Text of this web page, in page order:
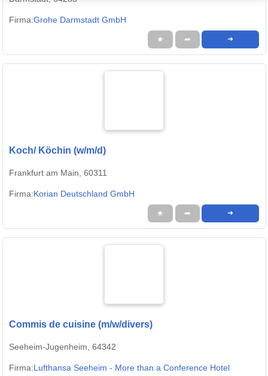
Firma:Grohe Darmstadt GmbH
★ ➦ ➜
Koch/ Köchin (w/m/d)
Frankfurt am Main, 60311
Firma:Korian Deutschland GmbH
★ ➦ ➜
Commis de cuisine (m/w/divers)
Seeheim-Jugenheim, 64342
Firma:Lufthansa Seeheim - More than a Conference Hotel